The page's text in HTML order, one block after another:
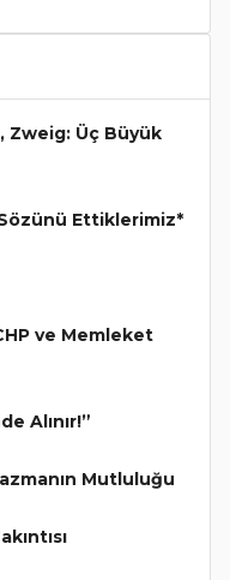
Zweig: Üç Büyük
Ettiklerimiz*
ve Memleket
Alınır!”
Mutluluğu